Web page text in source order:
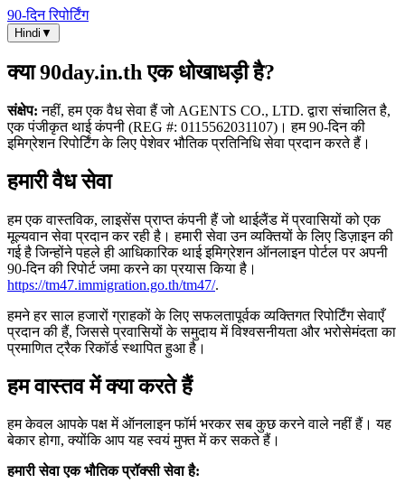
90-दिन रिपोर्टिंग
Hindi ▼
क्या 90day.in.th एक धोखाधड़ी है?
संक्षेप: नहीं, हम एक वैध सेवा हैं जो AGENTS CO., LTD. द्वारा संचालित है,
एक पंजीकृत थाई कंपनी (REG #: 0115562031107)। हम 90‑दिन की
इमिग्रेशन रिपोर्टिंग के लिए पेशेवर भौतिक प्रतिनिधि सेवा प्रदान करते हैं।
हमारी वैध सेवा
हम एक वास्तविक, लाइसेंस प्राप्त कंपनी हैं जो थाईलैंड में प्रवासियों को एक
मूल्यवान सेवा प्रदान कर रही है। हमारी सेवा उन व्यक्तियों के लिए डिज़ाइन की
गई है जिन्होंने पहले ही आधिकारिक थाई इमिग्रेशन ऑनलाइन पोर्टल पर अपनी
90‑दिन की रिपोर्ट जमा करने का प्रयास किया है।
https://tm47.immigration.go.th/tm47/.
हमने हर साल हजारों ग्राहकों के लिए सफलतापूर्वक व्यक्तिगत रिपोर्टिंग सेवाएँ
प्रदान की हैं, जिससे प्रवासियों के समुदाय में विश्वसनीयता और भरोसेमंदता का
प्रमाणित ट्रैक रिकॉर्ड स्थापित हुआ है।
हम वास्तव में क्या करते हैं
हम केवल आपके पक्ष में ऑनलाइन फॉर्म भरकर सब कुछ करने वाले नहीं हैं। यह
बेकार होगा, क्योंकि आप यह स्वयं मुफ्त में कर सकते हैं।
हमारी सेवा एक भौतिक प्रॉक्सी सेवा है: